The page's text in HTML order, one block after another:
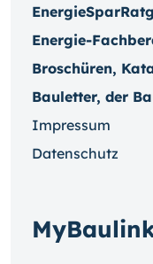
Energie-
Broschüren,
Bauletter, der
Impressum
Datenschutz